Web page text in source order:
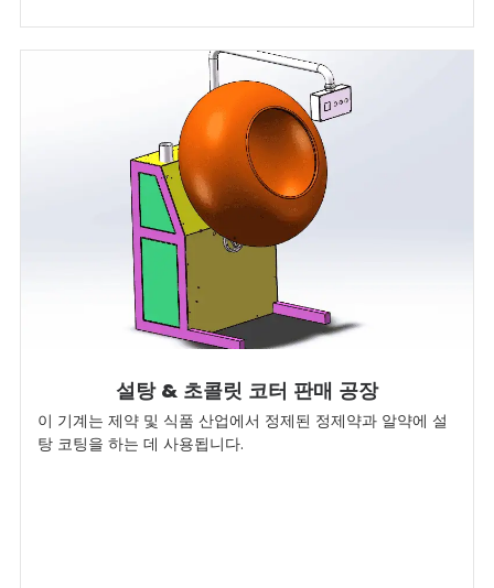
설탕 & 초콜릿 코터 판매 공장
이 기계는 제약 및 식품 산업에서 정제된 정제약과 알약에 설
탕 코팅을 하는 데 사용됩니다.